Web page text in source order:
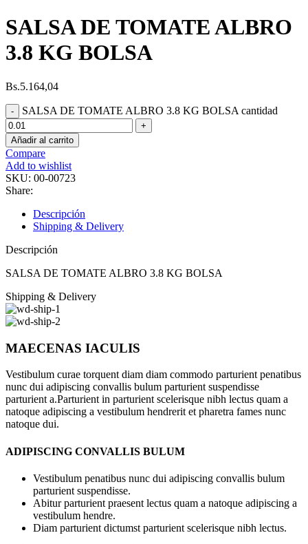
SALSA DE TOMATE ALBRO
3.8 KG BOLSA
Bs.5.164,04
SALSA DE TOMATE ALBRO 3.8 KG BOLSA cantidad
Añadir al carrito
Compare
Add to wishlist
SKU: 00-00723
Share:
Descripción
Shipping & Delivery
Descripción
SALSA DE TOMATE ALBRO 3.8 KG BOLSA
Shipping & Delivery
MAECENAS IACULIS
Vestibulum curae torquent diam diam commodo parturient penatibus
nunc dui adipiscing convallis bulum parturient suspendisse
parturient a.Parturient in parturient scelerisque nibh lectus quam a
natoque adipiscing a vestibulum hendrerit et pharetra fames nunc
natoque dui.
ADIPISCING CONVALLIS BULUM
Vestibulum penatibus nunc dui adipiscing convallis bulum
parturient suspendisse.
Abitur parturient praesent lectus quam a natoque adipiscing a
vestibulum hendre.
Diam parturient dictumst parturient scelerisque nibh lectus.